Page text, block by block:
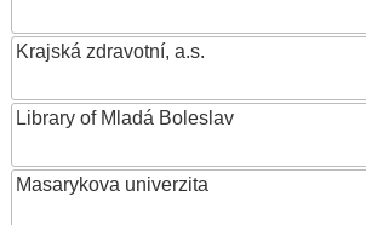
Krajská zdravotní, a.s.
Library of Mladá Boleslav
Masarykova univerzita